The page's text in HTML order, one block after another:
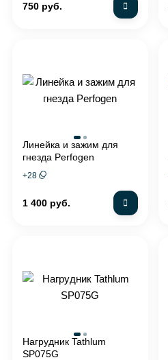
750 руб.
Линейка и зажим для
гнезда Perfogen
+28
1 400 руб.
Нагрудник Tathlum
SP075G